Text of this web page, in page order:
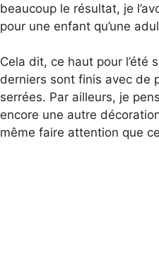
beaucoup le résultat, je
pour une enfant qu’une
Cela dit, ce haut pour l’été
derniers sont finis avec de
serrées. Par ailleurs, je
encore une autre
même faire attention que